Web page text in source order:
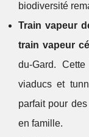
biodiversité
Train vapeur
train vapeur
du-Gard.
viaducs et
parfait pour des
en famille.